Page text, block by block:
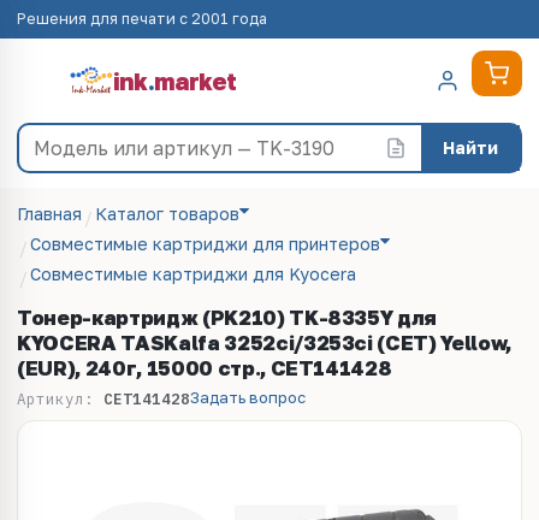
Решения для печати с 2001 года
ink.market
Найти
Главная
Каталог товаров
Совместимые картриджи для принтеров
Совместимые картриджи для Kyocera
Тонер-картридж (PK210) TK-8335Y для
KYOCERA TASKalfa 3252ci/3253ci (CET) Yellow,
(EUR), 240г, 15000 стр., CET141428
Артикул: CET141428Задать вопрос